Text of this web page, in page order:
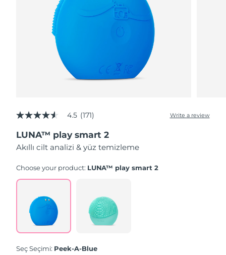
4.5
of
5
stars,
rating
Read
Reviews.
Same
page
link.
4.5 (171) Write a review
LUNA™ play smart 2
Akıllı cilt analizi & yüz temizleme
Choose your product: LUNA™ play smart 2
Seç Seçimi: Peek-A-Blue